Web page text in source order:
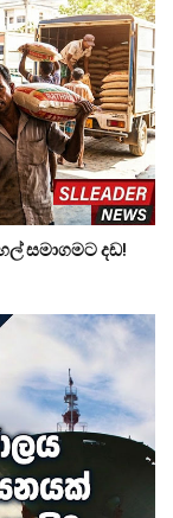
සමාගමට දඩ!